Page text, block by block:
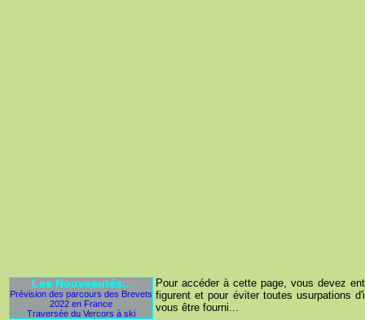
Les Nouveautés...
Prévision des parcours des Brevets
2022 en France
Traversée du Vercors à ski
Pour accéder à cette page, vous devez
figurent et pour éviter toutes usurpations
vous être fourni...